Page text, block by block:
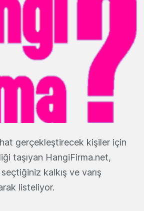
gerçekleştirecek kişiler için
taşıyan HangiFirma.net,
kalkış ve varış
listeliyor.